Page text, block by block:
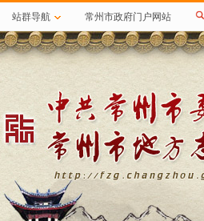
站群导航 常州市政府门户网站